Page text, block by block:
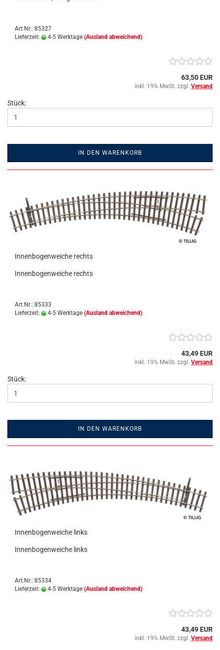
Art.Nr.: 85327
Lieferzeit:
4-5 Werktage (Ausland abweichend)
63,50 EUR
inkl. 19% MwSt. zzgl. Versand
Stück:
IN DEN WARENKORB
Innenbogenweiche rechts
Innenbogenweiche rechts
Art.Nr.: 85333
Lieferzeit:
4-5 Werktage (Ausland abweichend)
43,49 EUR
inkl. 19% MwSt. zzgl. Versand
Stück:
IN DEN WARENKORB
Innenbogenweiche links
Innenbogenweiche links
Art.Nr.: 85334
Lieferzeit:
4-5 Werktage (Ausland abweichend)
43,49 EUR
inkl. 19% MwSt. zzgl. Versand